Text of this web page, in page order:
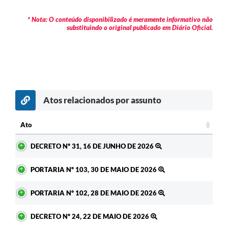
* Nota: O conteúdo disponibilizado é meramente informativo não
substituindo o original publicado em Diário Oficial.
Atos relacionados por assunto
Ato
DECRETO Nº 31, 16 DE JUNHO DE 2026
PORTARIA Nº 103, 30 DE MAIO DE 2026
PORTARIA Nº 102, 28 DE MAIO DE 2026
DECRETO Nº 24, 22 DE MAIO DE 2026